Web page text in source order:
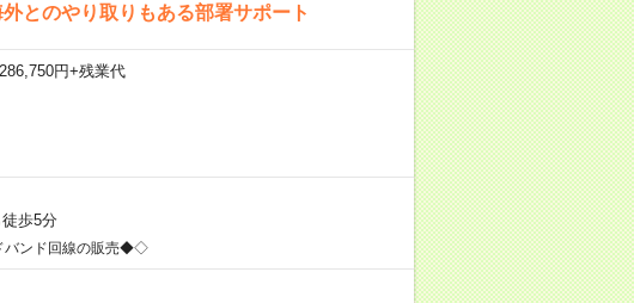
とのやり取りもある部署サポート
円+残業代
歩5分
バンド回線の販売◆◇